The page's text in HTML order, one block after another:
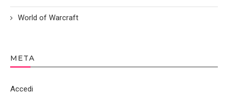
World of Warcraft
META
Accedi